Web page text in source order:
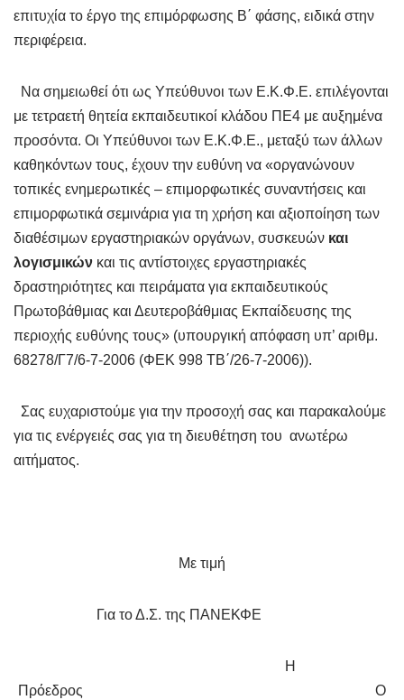
επιτυχία το έργο της επιμόρφωσης Β΄ φάσης, ειδικά στην
περιφέρεια.
Να σημειωθεί ότι ως Υπεύθυνοι των Ε.Κ.Φ.Ε. επιλέγονται
με τετραετή θητεία εκπαιδευτικοί κλάδου ΠΕ4 με αυξημένα
προσόντα. Οι Υπεύθυνοι των Ε.Κ.Φ.Ε., μεταξύ των άλλων
καθηκόντων τους, έχουν την ευθύνη να «οργανώνουν
τοπικές ενημερωτικές – επιμορφωτικές συναντήσεις και
επιμορφωτικά σεμινάρια για τη χρήση και αξιοποίηση των
διαθέσιμων εργαστηριακών οργάνων, συσκευών και
λογισμικών και τις αντίστοιχες εργαστηριακές
δραστηριότητες και πειράματα για εκπαιδευτικούς
Πρωτοβάθμιας και Δευτεροβάθμιας Εκπαίδευσης της
περιοχής ευθύνης τους» (υπουργική απόφαση υπ’ αριθμ.
68278/Γ7/6-7-2006 (ΦΕΚ 998 ΤΒ΄/26-7-2006)).
Σας ευχαριστούμε για την προσοχή σας και παρακαλούμε
για τις ενέργειές σας για τη διευθέτηση του ανωτέρω
αιτήματος.
Με τιμή
Για το Δ.Σ. της ΠΑΝΕΚΦΕ
Η
Πρόεδρος Ο